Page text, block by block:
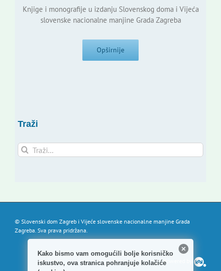
Knjige i monografije u izdanju Slovenskog doma i Vijeća
slovenske nacionalne manjine Grada Zagreba
Opširnije
Traži
Traži...
© Slovenski dom Zagreb i Vijeće slovenske nacionalne manjine Grada
Zagreba. Sva prava pridržana.
Powered by
Kako bismo vam omogućili bolje korisničko
iskustvo, ova stranica pohranjuje kolačiće